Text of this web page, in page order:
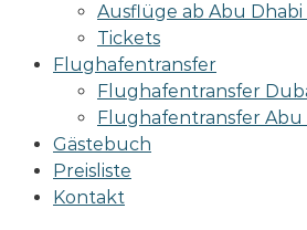
Ausflüge ab Abu Dhabi
Tickets
Flughafentransfer
Flughafentransfer
Flughafentransfer Abu
Gästebuch
Preisliste
Kontakt